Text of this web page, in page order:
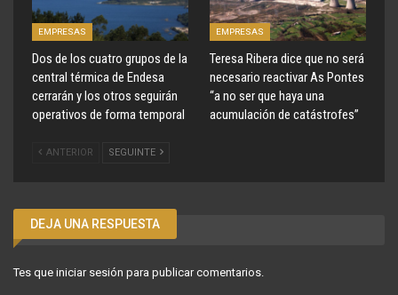
EMPRESAS
Dos de los cuatro grupos de la
central térmica de Endesa
cerrarán y los otros seguirán
operativos de forma temporal
EMPRESAS
Teresa Ribera dice que no será
necesario reactivar As Pontes
“a no ser que haya una
acumulación de catástrofes”
ANTERIOR SEGUINTE
DEJA UNA RESPUESTA
Tes que iniciar sesión para publicar comentarios.